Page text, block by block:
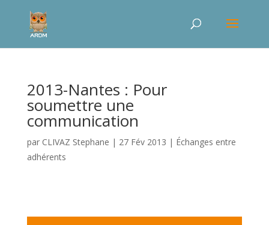
2013-Nantes : Pour
soumettre une
communication
par CLIVAZ Stephane | 27 Fév 2013 | Échanges entre
adhérents